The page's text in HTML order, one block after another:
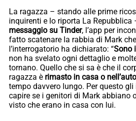
La ragazza – stando alle prime
inquirenti e lo riporta La Repubblica
messaggio su Tinder, l’app per
fatto scatenare la rabbia di Mark
l’interrogatorio ha dichiarato: “Sono
non ha svelato ogni dettaglio e
tornano. Quello che si sa è che il
ragazza è rimasto in casa o
tempo davvero lungo. Per questo
capire se i genitori di Mark abbiano
visto che erano in casa con lui.